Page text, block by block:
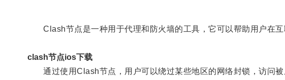
Clash节点是一种用于代理和防火墙的工具，它可以帮助用户在互
clash节点ios下载
通过使用Clash节点，用户可以绕过某些地区的网络封锁，访问被